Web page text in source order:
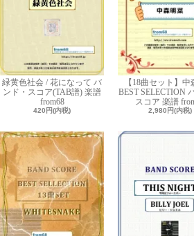
緑黄色社会 / 花になって バ
ンド・スコア(TAB譜) 楽譜
from68
420円(内税)
【18曲セット】中
BEST SELECTION
スコア 楽譜
2,980円(内税)